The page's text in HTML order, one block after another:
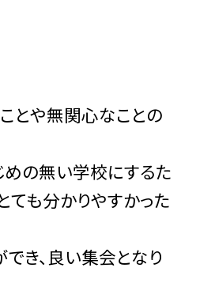
ことや無関心なことの
めの無い学校にするた
ても分かりやすかった
き、良い集会となり